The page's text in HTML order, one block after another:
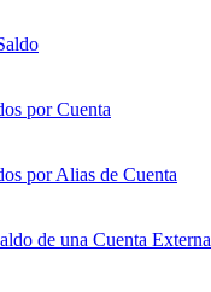
por Cuenta
por Alias de Cuenta
de una Cuenta Externa